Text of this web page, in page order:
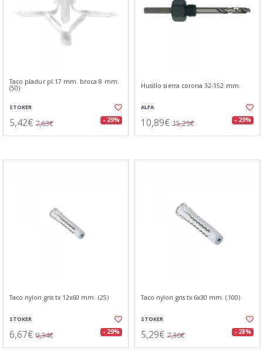
Taco pladur pl.17 mm. broca 8 mm.
(50)
STOKER
5,42€ 7,63€ - 29%
Husillo sierra corona 32-152 mm.
ALFA
10,89€ 15,25€ - 29%
Taco nylon gris tx 12x60 mm. (25)
STOKER
6,67€ 9,34€ - 29%
Taco nylon gris tx 6x30 mm. (100)
STOKER
5,29€ 7,36€ - 28%